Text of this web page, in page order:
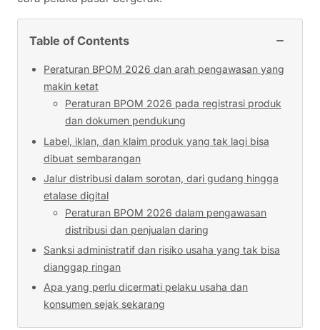
Table of Contents −
Peraturan BPOM 2026 dan arah pengawasan yang
makin ketat
Peraturan BPOM 2026 pada registrasi produk
dan dokumen pendukung
Label, iklan, dan klaim produk yang tak lagi bisa
dibuat sembarangan
Jalur distribusi dalam sorotan, dari gudang hingga
etalase digital
Peraturan BPOM 2026 dalam pengawasan
distribusi dan penjualan daring
Sanksi administratif dan risiko usaha yang tak bisa
dianggap ringan
Apa yang perlu dicermati pelaku usaha dan
konsumen sejak sekarang